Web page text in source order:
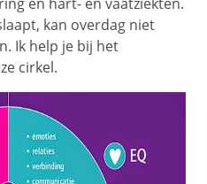
kan overdag niet
Ik help je bij het
cirkel.